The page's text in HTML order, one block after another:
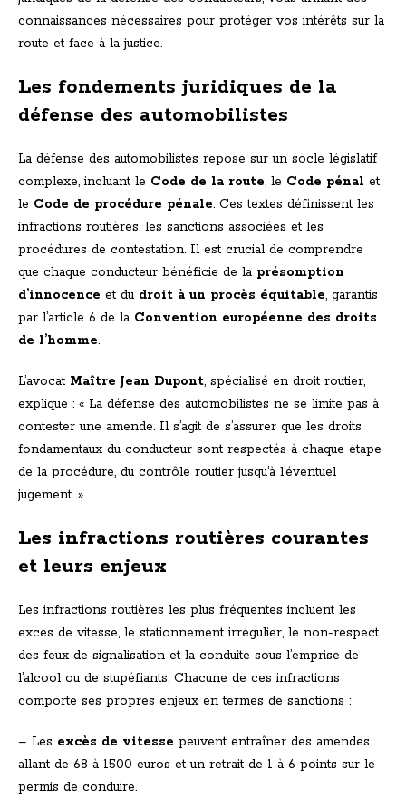
connaissances nécessaires pour protéger vos intérêts sur la
route et face à la justice.
Les fondements juridiques de la
défense des automobilistes
La défense des automobilistes repose sur un socle législatif
complexe, incluant le Code de la route, le Code pénal et
le Code de procédure pénale. Ces textes définissent les
infractions routières, les sanctions associées et les
procédures de contestation. Il est crucial de comprendre
que chaque conducteur bénéficie de la présomption
d’innocence et du droit à un procès équitable, garantis
par l’article 6 de la Convention européenne des droits
de l’homme.
L’avocat Maître Jean Dupont, spécialisé en droit routier,
explique : « La défense des automobilistes ne se limite pas à
contester une amende. Il s’agit de s’assurer que les droits
fondamentaux du conducteur sont respectés à chaque étape
de la procédure, du contrôle routier jusqu’à l’éventuel
jugement. »
Les infractions routières courantes
et leurs enjeux
Les infractions routières les plus fréquentes incluent les
excès de vitesse, le stationnement irrégulier, le non-respect
des feux de signalisation et la conduite sous l’emprise de
l’alcool ou de stupéfiants. Chacune de ces infractions
comporte ses propres enjeux en termes de sanctions :
– Les excès de vitesse peuvent entraîner des amendes
allant de 68 à 1500 euros et un retrait de 1 à 6 points sur le
permis de conduire.